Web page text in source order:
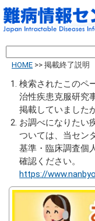
HOME >> 掲載終了説明
検索されたこのペ
治性疾患克服研究
掲載していました
お調べになりたい
ついては、当セン
基準・臨床調査個
確認ください。
https://